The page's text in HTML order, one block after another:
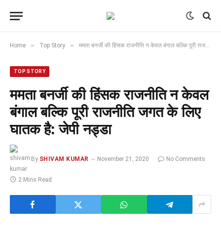
Home » Top Story » ममता बनर्जी की हिंसक राजनीति न केवल बंगाल बल्कि पूरी राजनीति जगत के लिए घातक है: जेपी नड्डा
TOP STORY
ममता बनर्जी की हिंसक राजनीति न केवल
बंगाल बल्कि पूरी राजनीति जगत के लिए
घातक है: जेपी नड्डा
By SHIVAM KUMAR November 21, 2020 No Comments
2 Mins Read